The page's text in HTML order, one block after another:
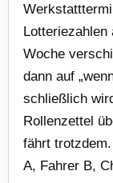
Lotteriezahlen
Woche
dann auf
schließlich
Rollenzettel
fährt
A, Fahrer B,